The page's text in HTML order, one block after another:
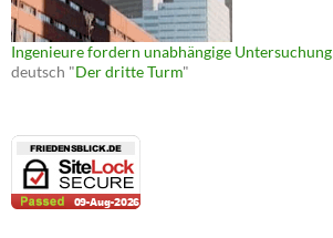
Ingenieure fordern unabhängige Untersuchung
deutsch "Der dritte Turm"